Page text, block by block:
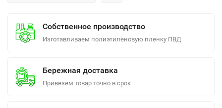
Собственное производство
Изготавливаем полиэтиленовую пленку ПВД
Бережная доставка
Привезем товар точно в срок